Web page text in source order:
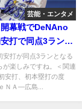
芸能・エンタメ
開幕戦でDeNAno
打で同点3ラン！
！
安打が同点3ランとなる
が楽しみですね。＜関連
安打、初本塁打の度
ＮＡ―広島...